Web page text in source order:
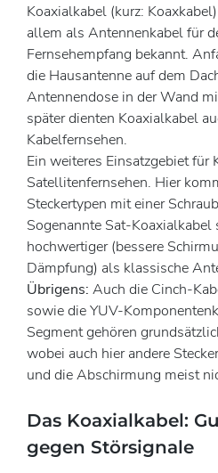
Koaxialkabel (kurz:
allem als Antennenkabel für
Fernsehempfang bekannt.
die Hausantenne auf dem
Antennendose in der Wand
später dienten Koaxialkabel
Kabelfernsehen.
Ein weiteres Einsatzgebiet für
Satellitenfernsehen. Hier
Steckertypen mit einer
Sogenannte Sat-
hochwertiger (bessere
Dämpfung) als klassische
Übrigens: Auch die Cinch-
sowie die YUV-
Segment gehören
wobei auch hier andere
und die Abschirmung meist
Das Koaxialkabel:
gegen Störsignale